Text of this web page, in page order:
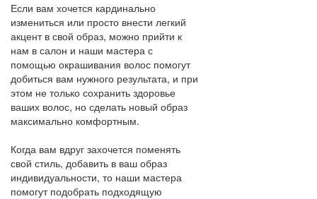
Если вам хочется кардинально
измениться или просто внести легкий
акцент в свой образ, можно прийти к
нам в салон и наши мастера с
помощью окрашивания волос помогут
добиться вам нужного результата, и при
этом не только сохранить здоровье
ваших волос, но сделать новый образ
максимально комфортным.
Когда вам вдруг захочется поменять
свой стиль, добавить в ваш образ
индивидуальности, то наши мастера
помогут подобрать подходящую